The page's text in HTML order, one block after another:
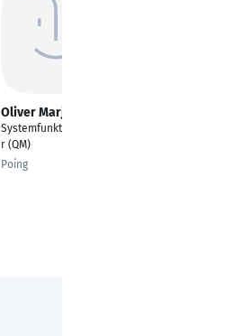
Oliver Marjan
Systemfunktionsprüfe
r (QM)
Poing